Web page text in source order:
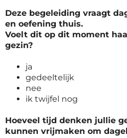
Deze begeleiding vraagt
en oefening thuis.
Voelt dit op dit moment
gezin?
ja
gedeeltelijk
nee
ik twijfel nog
Hoeveel tijd denken jullie
kunnen vrijmaken om